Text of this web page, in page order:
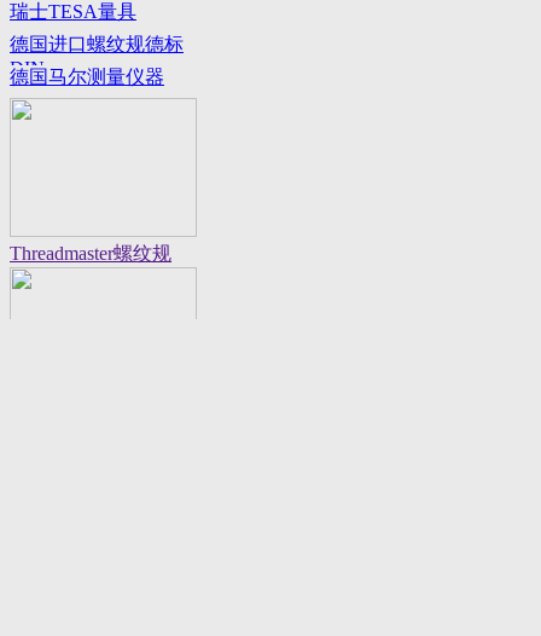
系列
瑞士TESA量具
德国进口螺纹规德标
DIN
德国马尔测量仪器
Threadmaster螺纹规